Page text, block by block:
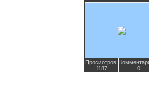
Просмотров:
1187
0